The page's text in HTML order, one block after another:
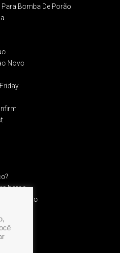
Bomba De Porão
Novo
barco
Reembolso​